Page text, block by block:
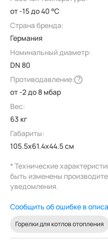
от -15 до 40 °C
Страна бренда:
Германия
Номинальный диаметр:
DN 80
Противодавление: ?
от -2 до 8 мбар
Вес:
63 кг
Габариты:
105.5x61.4x44.5 см
* Технические
быть изменены
уведомления.
Сообщить об ошибке в
Горелки для котлов отопления